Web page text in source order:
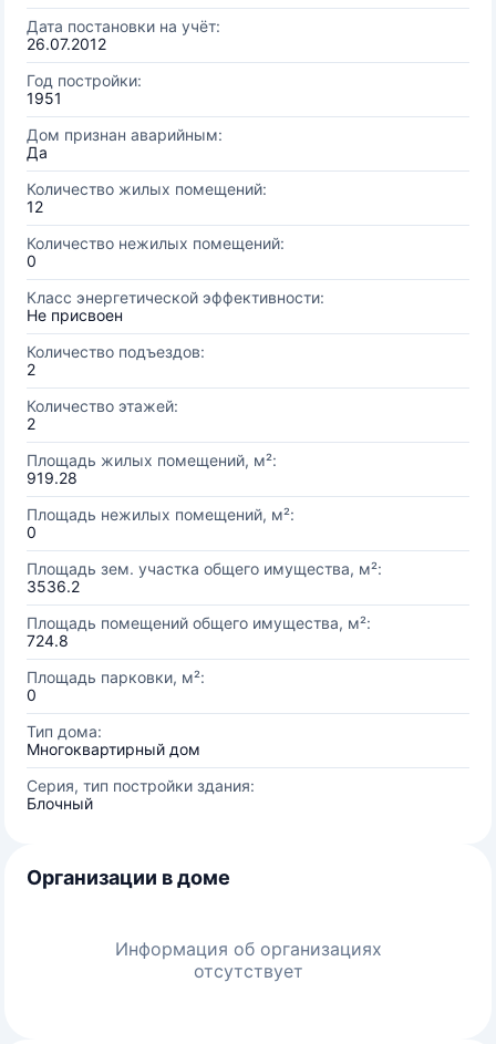
Дата постановки на учёт:
26.07.2012
Год постройки:
1951
Дом признан аварийным:
Да
Количество жилых помещений:
12
Количество нежилых помещений:
0
Класс энергетической эффективности:
Не присвоен
Количество подъездов:
2
Количество этажей:
2
Площадь жилых помещений, м²:
919.28
Площадь нежилых помещений, м²:
0
Площадь зем. участка общего имущества, м²:
3536.2
Площадь помещений общего имущества, м²:
724.8
Площадь парковки, м²:
0
Тип дома:
Многоквартирный дом
Серия, тип постройки здания:
Блочный
Организации в доме
Информация об организациях
отсутствует